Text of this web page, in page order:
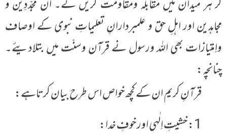
کر ہر میدان میں مقابلہ ومقاومت کریں گے۔ ان مجدّدِین و
مجاہدین اور اہلِ حق و علمبردارانِ تعلیماتِ نبوی کے اوصاف
واِمتیازات بھی اللہ ورسول نے قرآن وسنّت میں بتلادیئے۔
چنانچہ:
قرآنِ کریم ان کے کچھ خواص اس طرح بیان کرتاہے:
1: خشیتِ اِلٰہی اور خوفِ خدا: